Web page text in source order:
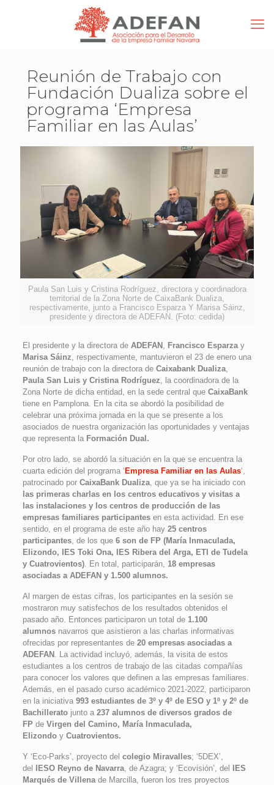
Reunión de Trabajo con
Fundación Dualiza sobre el
programa ‘Empresa
Familiar en las Aulas’
Paula San Luis y Cristina Rodríguez, directora y coordinadora
territorial de la Zona Norte de CaixaBank Dualiza,
respectivamente, junto a Francisco Esparza Y Marisa Sáinz,
presidente y directora de ADEFAN. (Foto: cedida)
El presidente y la directora de ADEFAN , Francisco Esparzay
Marisa Sáinz, respectivamente, mantuvieron el 23 de enero una
reunión de trabajo con la directora de Caixabank Dualiza,
Paula San Luis y Cristina Rodríguez, la coordinadora de la
Zona Norte de dicha entidad, en la sede central que CaixaBank
tiene en Pamplona. En la cita se abordó la posibilidad de
celebrar una próxima jornada en la que se presente a los
asociados de nuestra organización las oportunidades y ventajas
que representa la Formación Dual.
Por otro lado, se abordó la situación en la que se encuentra la
cuarta edición del programa ‘ Empresa Familiar en las Aulas‘,
patrocinado por CaixaBank Dualiza, que ya se ha iniciado con
las primeras charlas en los centros educativos y visitas a
las instalaciones y los centros de producción de las
empresas familiares participantesen esta actividad. En ese
sentido, en el programa de este año hay 25 centros
participantes, de los que 6 son de FP (María Inmaculada,
Elizondo, IES Toki Ona, IES Ribera del Arga, ETI de Tudela
y Cuatrovientos). En total, participarán, 18 empresas
asociadas a ADEFAN y 1.500 alumnos.
Al margen de estas cifras, los participantes en la sesión se
mostraron muy satisfechos de los resultados obtenidos el
pasado año. Entonces participaron un total de1.100
alumnosnavarros que asistieron a las charlas informativas
ofrecidas por representantes de 20 empresas asociadas a
ADEFAN . La actividad incluyó, además, la visita de estos
estudiantes a los centros de trabajo de las citadas compañías
para conocer los valores que definen a las empresas familiares.
Además, en el pasado curso académico 2021-2022, participaron
en la iniciativa993 estudiantes de 3º y 4º de ESO y 1º y 2º de
Bachilleratojunto a 237 alumnos de diversos grados de
FP deVirgen del Camino, María Inmaculada,
Elizondoy Cuatrovientos.
Y ‘Eco-Parks’, proyecto del colegio Miravalles; ‘5DEX’,
del
IESO Reyno de Navarra, de Azagra; y ‘Ecovisión’, del
IES
Marqués de Villenade Marcilla, fueron los tres proyectos